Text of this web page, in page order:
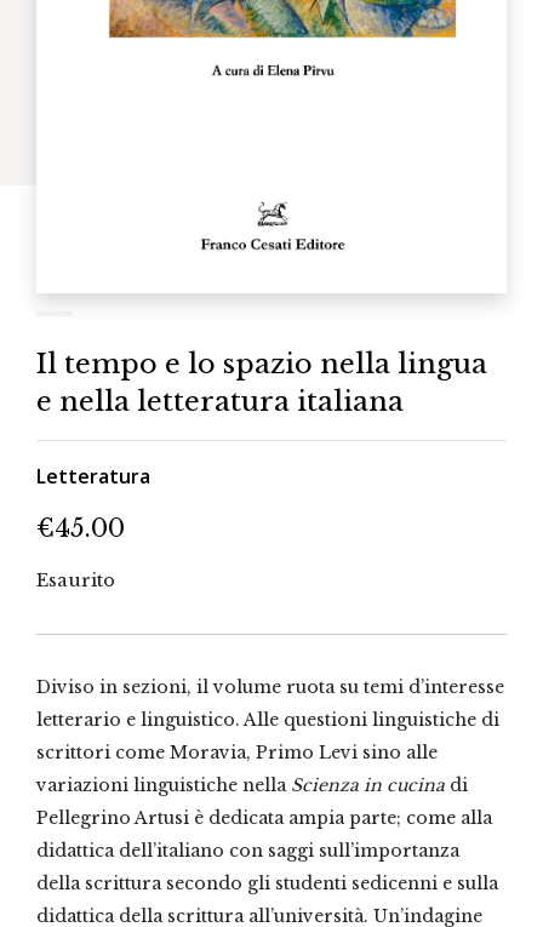
Il tempo e lo spazio nella lingua
e nella letteratura italiana
Letteratura
€45.00
Esaurito
Diviso in sezioni, il volume ruota su temi d’interesse
letterario e linguistico. Alle questioni linguistiche di
scrittori come Moravia, Primo Levi sino alle
variazioni linguistiche nella Scienza in cucina di
Pellegrino Artusi è dedicata ampia parte; come alla
didattica dell’italiano con saggi sull’importanza
della scrittura secondo gli studenti sedicenni e sulla
didattica della scrittura all’università. Un’indagine